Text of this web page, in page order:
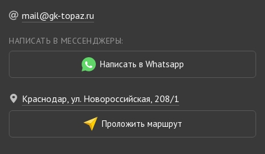
mail@gk-topaz.ru
НАПИСАТЬ В МЕССЕНДЖЕРЫ:
Написать в Whatsapp
Краснодар, ул. Новороссийская, 208/1
Проложить маршрут